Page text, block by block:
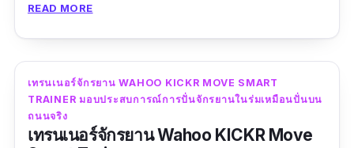
คุณโดยแท้จริง จะมีอะไรดีไปกว่าการฝึกซ้อมปั่นฟีล
ปั่นบนถนนอีกหรือ
READ MORE
เทรนเนอร์จักรยาน WAHOO KICKR MOVE SMART
TRAINER มอบประสบการณ์การปั่นจักรยานในร่มเหมือนปั่นบน
ถนนจริง
เทรนเนอร์จักรยาน Wahoo KICKR Move